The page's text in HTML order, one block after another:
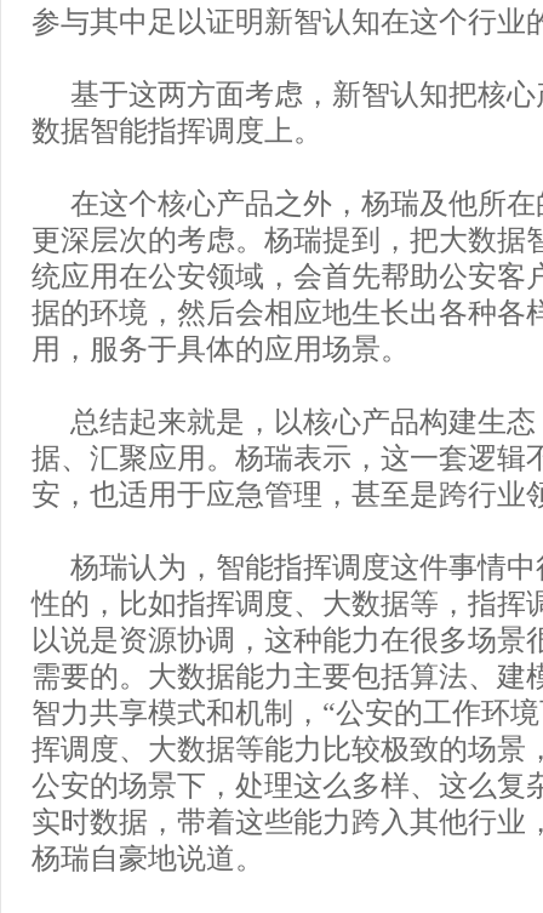
参与其中足以证明新智认知在这个行业
基于这两方面考虑，新智认知把核
数据智能指挥调度上。
在这个核心产品之外，杨瑞及他所
更深层次的考虑。杨瑞提到，把大数据
统应用在公安领域，会首先帮助公安客
据的环境，然后会相应地生长出各种各
用，服务于具体的应用场景。
总结起来就是，以核心产品构建生
据、汇聚应用。杨瑞表示，这一套逻辑
安，也适用于应急管理，甚至是跨行业
杨瑞认为，智能指挥调度这件事情
性的，比如指挥调度、大数据等，指挥
以说是资源协调，这种能力在很多场景
需要的。大数据能力主要包括算法、建
智力共享模式和机制，“公安的工作环
挥调度、大数据等能力比较极致的场景
公安的场景下，处理这么多样、这么复
实时数据，带着这些能力跨入其他行业
杨瑞自豪地说道。